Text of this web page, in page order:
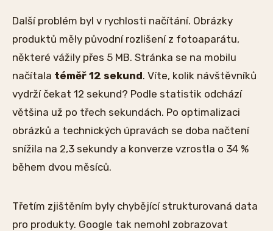
Další problém byl v rychlosti načítání. Obrázky
produktů měly původní rozlišení z fotoaparátu,
některé vážily přes 5 MB. Stránka se na mobilu
načítala téměř 12 sekund. Víte, kolik návštěvníků
vydrží čekat 12 sekund? Podle statistik odchází
většina už po třech sekundách. Po optimalizaci
obrázků a technických úpravách se doba načtení
snížila na 2,3 sekundy a konverze vzrostla o 34 %
během dvou měsíců.
Třetím zjištěním byly chybějící strukturovaná data
pro produkty. Google tak nemohl zobrazovat